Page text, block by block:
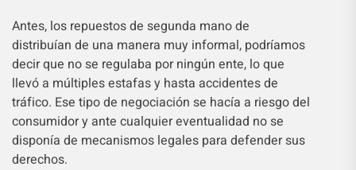
Antes, los repuestos de segunda mano de
distribuían de una manera muy informal, podríamos
decir que no se regulaba por ningún ente, lo que
llevó a múltiples estafas y hasta accidentes de
tráfico. Ese tipo de negociación se hacía a riesgo del
consumidor y ante cualquier eventualidad no se
disponía de mecanismos legales para defender sus
derechos.